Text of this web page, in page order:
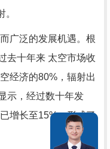
广泛的发展机遇。根
去十年来 太空市场收
经济的80%，辐射出
示，经过数十年发
增长至15%，形成了